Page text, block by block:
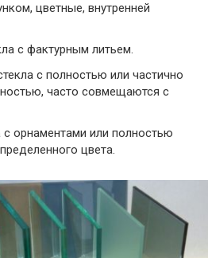
цветные, внутренней
с фактурным литьем.
с полностью или частично
часто совмещаются с
с орнаментами или полностью
цвета.